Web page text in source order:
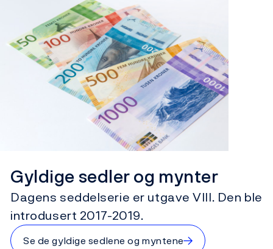
Gyldige sedler og mynter
Dagens seddelserie er utgave VIII. Den ble
introdusert 2017-2019.
Se de gyldige sedlene og myntene→